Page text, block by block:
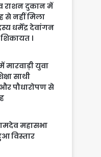
राशन दुकान में
से नहीं मिला
धर्मेंद्र देवांगन
।
मारवाड़ी युवा
साथी
पौधारोपण से
महासभा
विस्तार